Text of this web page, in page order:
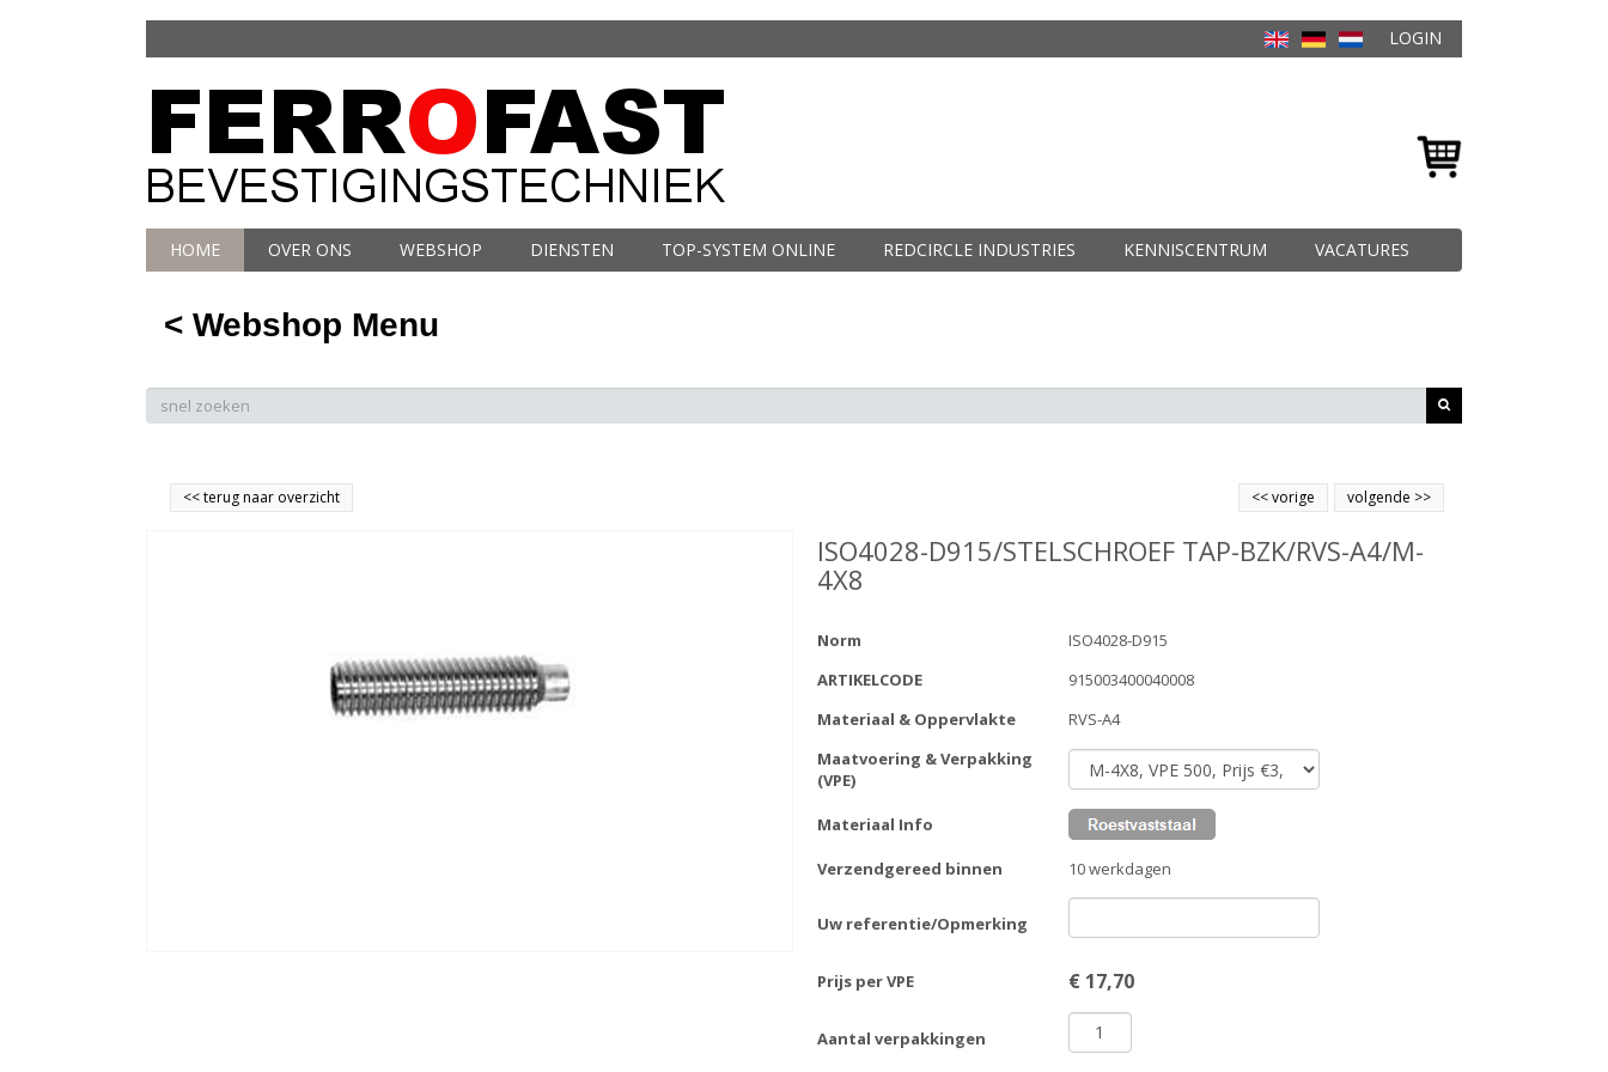
LOGIN
HOME OVER ONS WEBSHOP DIENSTEN TOP-SYSTEM ONLINE REDCIRCLE INDUSTRIES KENNISCENTRUM VACATURES
< Webshop Menu
<<terug naar overzicht volgende >>
<<vorige
ISO4028-D915/STELSCHROEF TAP-BZK/RVS-A4/M-
4X8
Norm
ISO4028-D915
ARTIKELCODE
915003400040008
Materiaal & Oppervlakte
RVS-A4
Maatvoering & Verpakking
(VPE)
Materiaal Info
Verzendgereed binnen 10 werkdagen
Uw referentie/Opmerking
Prijs per VPE € 17,70
Aantal verpakkingen